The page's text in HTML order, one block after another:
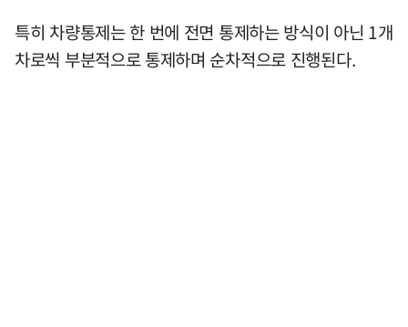
특히 차량통제는 한 번에 전면 통제하는 방식이 아닌 1개
차로씩 부분적으로 통제하며 순차적으로 진행된다.